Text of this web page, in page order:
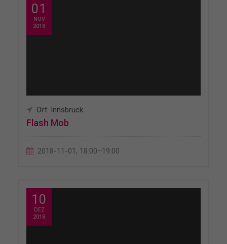
01
NOV
2018
Ort: Innsbruck
Flash Mob
2018-11-01, 18:00–19:00
10
DEZ
2018